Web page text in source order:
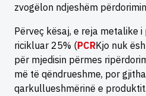
zvogëlon ndjeshëm
Përveç kësaj, e reja metalike
ricikluar 25% (PCRKjo nuk
për mjedisin përmes
më të qëndrueshme, por
qarkullueshmërinë e